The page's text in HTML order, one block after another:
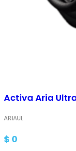
Activa Aria
ARIAUL
$ 0